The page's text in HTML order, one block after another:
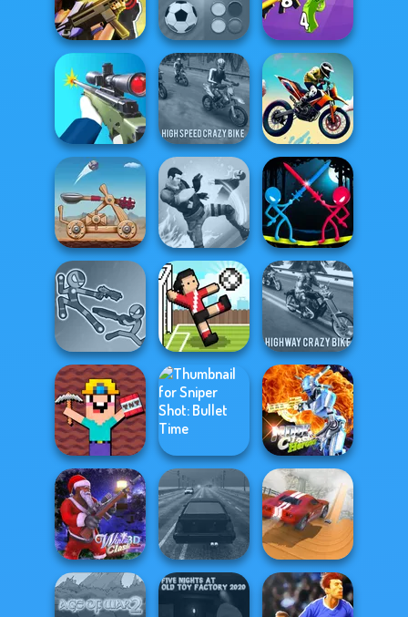
Champion
The Cargo
Vertigo City
Tom Clancy's
Shootout
Mind Games for
2-3-4 Player
Merge 2048 Gun
Rush
Sniper Shooter 2
High Speed Crazy
Bike
Bike Jump
Clash of Stone Gang Brawlers
Stick Duel:
Medieval Wars
Stick Duel: Battle
Hero
Soccer Random
Highway Crazy
Bike
Noob Miner:
Escape From
Prison
Sniper Shot:
Bullet Time
Moon Clash
Heroes